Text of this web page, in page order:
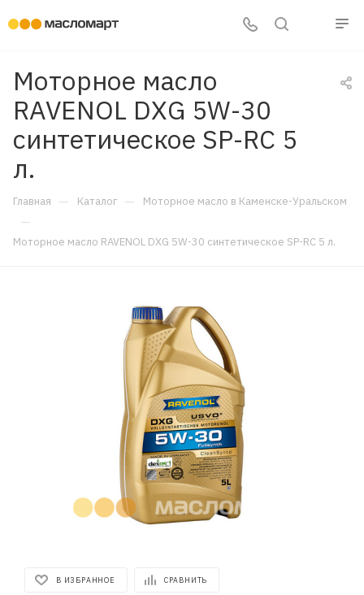
Моторное масло
RAVENOL DXG 5W-30
синтетическое SP-RC 5
л.
Главная — Каталог — Моторное масло в Каменске-Уральском
—
Моторное масло RAVENOL DXG 5W-30 синтетическое SP-RC 5 л.
В ИЗБРАННОЕ СРАВНИТЬ